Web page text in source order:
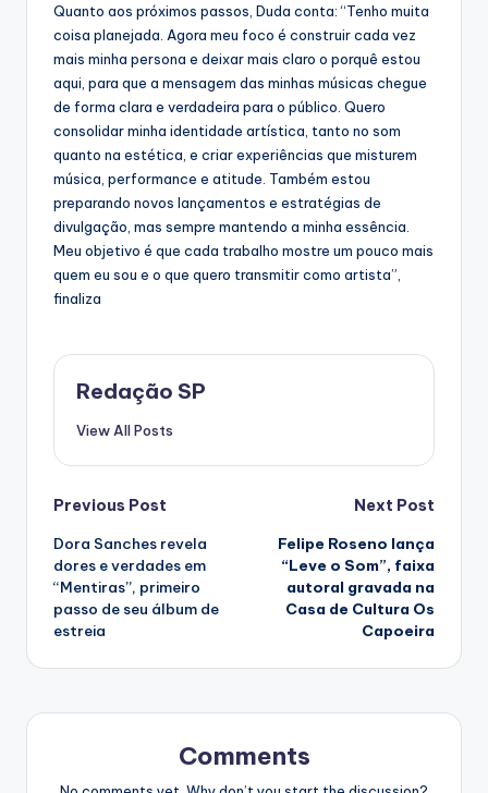
Quanto aos próximos passos, Duda conta: “Tenho muita
coisa planejada. Agora meu foco é construir cada vez
mais minha persona e deixar mais claro o porquê estou
aqui, para que a mensagem das minhas músicas chegue
de forma clara e verdadeira para o público. Quero
consolidar minha identidade artística, tanto no som
quanto na estética, e criar experiências que misturem
música, performance e atitude. Também estou
preparando novos lançamentos e estratégias de
divulgação, mas sempre mantendo a minha essência.
Meu objetivo é que cada trabalho mostre um pouco mais
quem eu sou e o que quero transmitir como artista”,
finaliza
Redação SP
View All Posts
Post
navigation
Previous Post
Dora Sanches revela
dores e verdades em
“Mentiras”, primeiro
passo de seu álbum de
estreia
Next Post
Felipe Roseno lança
“Leve o Som”, faixa
autoral gravada na
Casa de Cultura Os
Capoeira
Comments